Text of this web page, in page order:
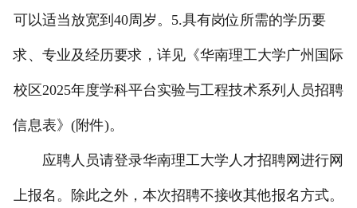
可以适当放宽到40周岁。5.具有岗位所需的学历要
求、专业及经历要求，详见《华南理工大学广州国际
校区2025年度学科平台实验与工程技术系列人员招聘
信息表》(附件)。
应聘人员请登录华南理工大学人才招聘网进行网
上报名。除此之外，本次招聘不接收其他报名方式。